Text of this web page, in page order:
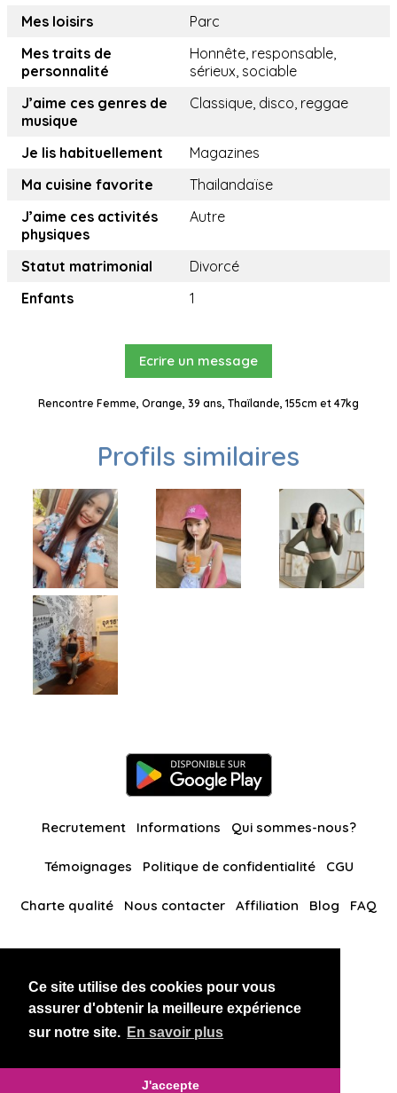
Ce site utilise des cookies pour vous
assurer d'obtenir la meilleure expérience
sur notre site. En savoir plus
J'accepte
Mes loisirs
Parc
Mes traits de
personnalité
Honnête, responsable,
sérieux, sociable
J’aime ces genres de
musique
Classique, disco, reggae
Je lis habituellement
Magazines
Ma cuisine favorite
Thailandaïse
J’aime ces activités
physiques
Autre
Statut matrimonial
Divorcé
Enfants
1
Ecrire un message
Rencontre Femme, Orange, 39 ans, Thaïlande, 155cm et 47kg
Profils similaires
Recrutement Informations Qui sommes-nous?
Témoignages Politique de confidentialité CGU
Charte qualité Nous contacter Affiliation Blog FAQ
BlackAndBeauties RussianKisses